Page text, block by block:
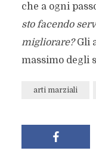
che a ogni
sto facendo
migliorare?Gli
massimo degli
arti marziali